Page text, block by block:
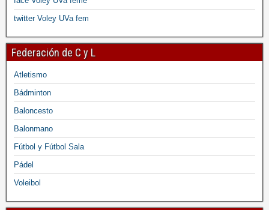
twitter Voley UVa fem
Federación de C y L
Atletismo
Bádminton
Baloncesto
Balonmano
Fútbol y Fútbol Sala
Pádel
Voleibol